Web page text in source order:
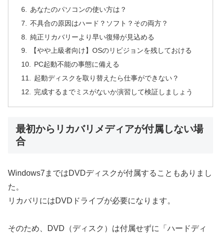
あなたのパソコンの使い方は？
不具合の原因はハード？ソフト？その両方？
純正リカバリーより早い復帰が見込める
【やや上級者向け】OSのリビジョンを残しておける
PC起動不能の事態に備える
起動ディスクを取り替えたら仕事ができない？
完成するまでミスがないか演習して検証しましょう
最初からリカバリメディアが付属しない場
合
Windows7まではDVDディスクが付属することもありまし
た。
リカバリにはDVDドライブが必要になります。
そのため、DVD（ディスク）は付属せずに「ハードディ